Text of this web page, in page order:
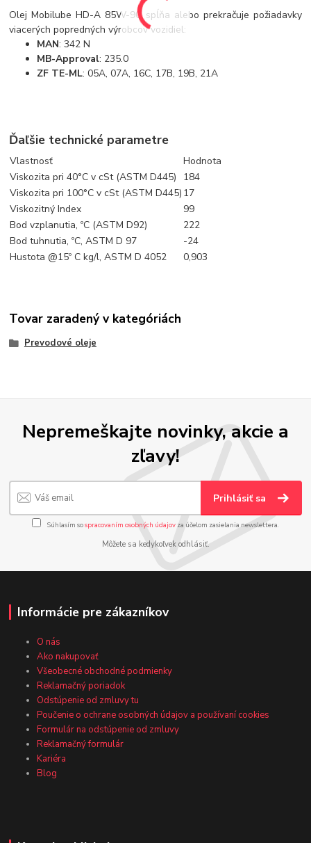
Olej Mobilube HD-A 85W-90 spĺňa alebo prekračuje požiadavky
viacerých popredných výrobcov vozidiel:
MAN: 342 N
MB-Approval: 235.0
ZF TE-ML: 05A, 07A, 16C, 17B, 19B, 21A
Ďaľšie technické parametre
Vlastnosť
Hodnota
Viskozita pri 40°C v cSt (ASTM D445)
184
Viskozita pri 100°C v cSt (ASTM D445) 17
Viskozitný Index
99
Bod vzplanutia, ºC (ASTM D92)
222
Bod tuhnutia, ºC, ASTM D 97
-24
Hustota @15º C kg/l, ASTM D 4052
0,903
Tovar zaradený v kategóriách
Prevodové oleje
Nepremeškajte novinky, akcie a
zľavy!
Prihlásiť sa
Súhlasím sospracovaním osobných údajov za účelom zasielania newslettera.
Môžete sa kedykoľvek odhlásiť.
Informácie pre zákazníkov
O nás
Ako nakupovať
Všeobecné obchodné podmienky
Reklamačný poriadok
Odstúpenie od zmluvy tu
Poučenie o ochrane osobných údajov a používaní cookies
Formulár na odstúpenie od zmluvy
Reklamačný formulár
Kariéra
Blog